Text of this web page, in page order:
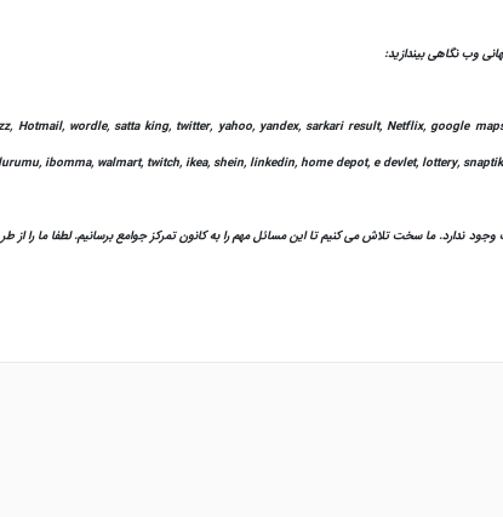
Hotmail, wordle, satta king, twitter, yahoo, yandex, sarkari result, Netflix, google
ibomma, walmart, twitch, ikea, shein, linkedin, home depot, e devlet, lottery,
ندارد. ما سخت تلاش می کنیم تا این مسائل مهم را به کانون تمرکز جوامع برسانیم. لطفا ما را از